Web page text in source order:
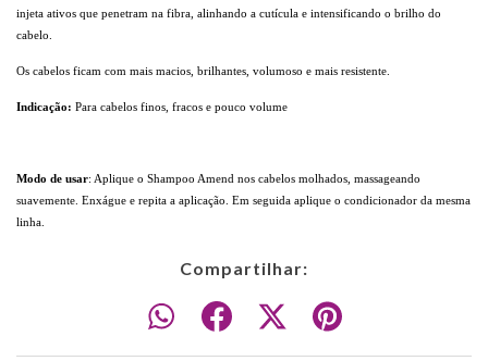
injeta ativos que penetram na fibra, alinhando a cutícula e intensificando o brilho do
cabelo.
Os cabelos ficam com mais macios, brilhantes, volumoso e mais resistente.
Indicação: Para cabelos finos, fracos e pouco volume
Modo de usar: Aplique o Shampoo Amend nos cabelos molhados, massageando
suavemente. Enxágue e repita a aplicação. Em seguida aplique o condicionador da mesma
linha.
Compartilhar: